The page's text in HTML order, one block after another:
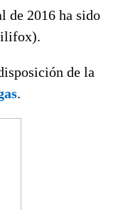
de 2016 ha sido
de la
.